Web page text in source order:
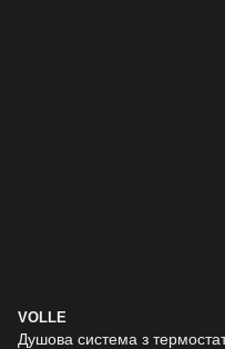
VOLLE
Душова система з